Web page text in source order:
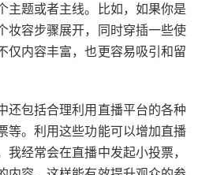
主题或者主线。比如，如果你是
妆容步骤展开，同时穿插一些使
仅内容丰富，也更容易吸引和留
还包括合理利用直播平台的各种
等。利用这些功能可以增加直播
经常会在直播中发起小投票，